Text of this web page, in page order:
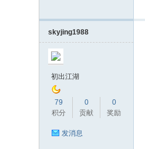
skyjing1988
初出江湖
79
积分
0
贡献
0
奖励
发消息